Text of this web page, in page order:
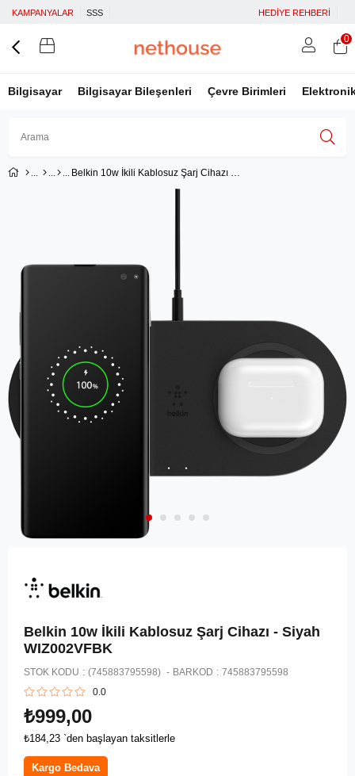
KAMPANYALAR SSS HEDİYE REHBERİ
Bilgisayar Bilgisayar Bileşenleri Çevre Birimleri
Facebook İle Bağlan
0
Belkin 10w İkili Kablosuz Şarj Cihazı - Siyah WIZ002VFBK
Belkin 10w İkili Kablosuz Şarj Cihazı - Siyah
WIZ002VFBK
STOK KODU (745883795598) BARKOD : 745883795598
0.0
₺999,00
₺184,23 `den başlayan taksitlerle
Kargo Bedava